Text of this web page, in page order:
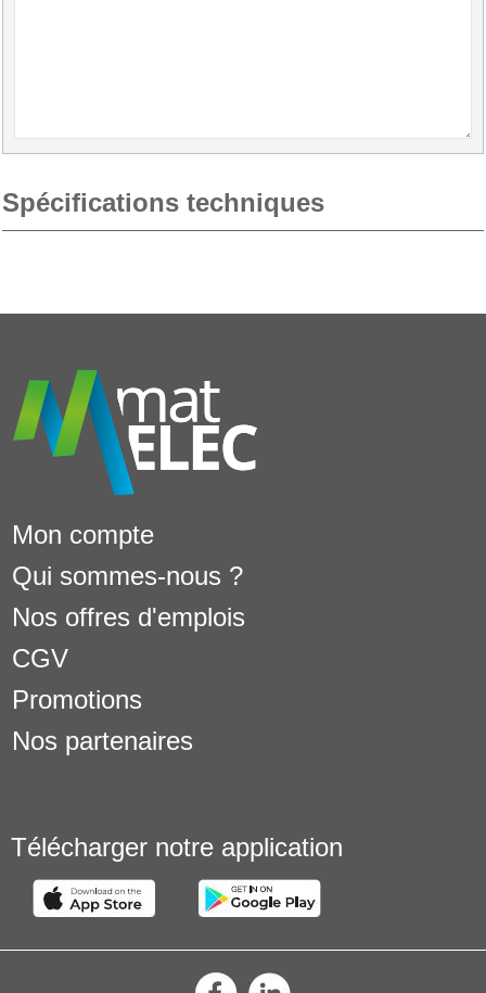
Spécifications techniques
Mon compte
Qui sommes-nous ?
Nos offres d'emplois
CGV
Promotions
Nos partenaires
Télécharger notre application